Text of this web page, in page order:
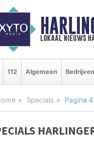
lokaal nieuws
112 Algemeen
Specials Pagina 4